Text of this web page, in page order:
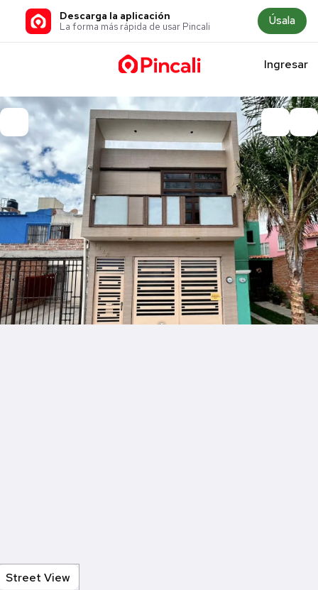
Descarga la aplicación
La forma más rápida de usar Pincali Úsala
Ingresar
Street View